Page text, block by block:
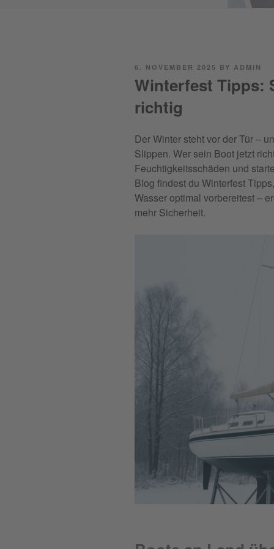
POSTED
6. NOVEMBER 2025 BY ADMIN
Winterfest Tipps:
richtig
Der Winter steht vor der Tür –
Slippen. Wer sein Boot jetzt
Feuchtigkeitsschäden und
Blog findest du Winterfest
Wasser optimal vorbereitest –
mehr Sicherheit.